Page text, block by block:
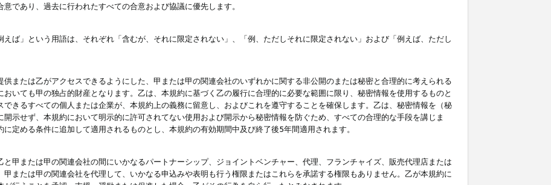
であり、過去に行われたすべての合意および協議に優先します。
ば」という用語は、それぞれ「含むが、それに限定されない」、「例、ただしそれに限定されない」および「例えば、ただし
または乙がアクセスできるようにした、甲または甲の関連会社のいずれかに関する非公開のまたは秘密と合理的に考えられる
おいても甲の独占的財産となります。乙は、本規約に基づく乙の履行に合理的に必要な範囲に限り、秘密情報を使用するものと
きるすべての個人または企業が、本規約上の義務に留意し、およびこれを遵守することを確保します。乙は、秘密情報を（秘
示せず、本規約において明示的に許可されてない使用および開示から秘密情報を防ぐため、すべての合理的な手段を講じま
定める条件に追加して適用されるものとし、本規約の有効期間中及び終了後5年間適用されます。
甲または甲の関連会社の間にいかなるパートナーシップ、ジョイントベンチャー、代理、フランチャイズ、販売代理店または
または甲の関連会社を代理して、いかなる申込みや表明も行う権限またはこれらを承諾する権限もありません。乙が本規約に